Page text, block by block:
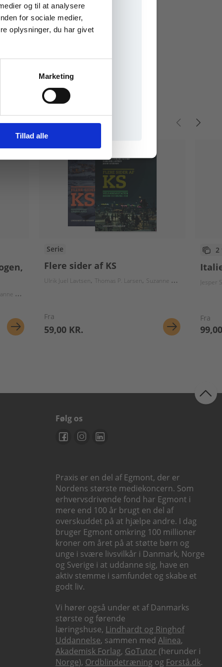
og til at analysere
for sociale medier,
oplysninger, du har givet
Marketing
Tillad alle
Hansen
Serie
Flere sider af KS
Ulrik Juel Lavtsen Thomas P. Larsen Suzanne Gudbjerg-Hansen
Fra
59,00 KR.
2
Jesper
Fra
Følg os
Praxis er en del af Egmont, der er
Nordens største mediekoncern. Som
erhvervsdrivende fond har Egmont i
mere end 100 år brugt en del af
overskuddet på at hjælpe andre. I dag
bruger Egmont omkring 100 millioner
kroner om året på at støtte børn og
unge i svære livsvilkår i Danmark, Norge
og Sverige i at uddanne sig, have en
aktiv stemme i samfundet og skabe et
godt liv.
Vi hører også under et af Danmarks
største og førende
læringshuse, Lindhardt og Ringhof
Uddannelse, sammen med Alinea,
Akademisk Forlag, GoTutor (herunder i
Norge), Ordblindetræning og Forstå.dk.
onlinematerialer